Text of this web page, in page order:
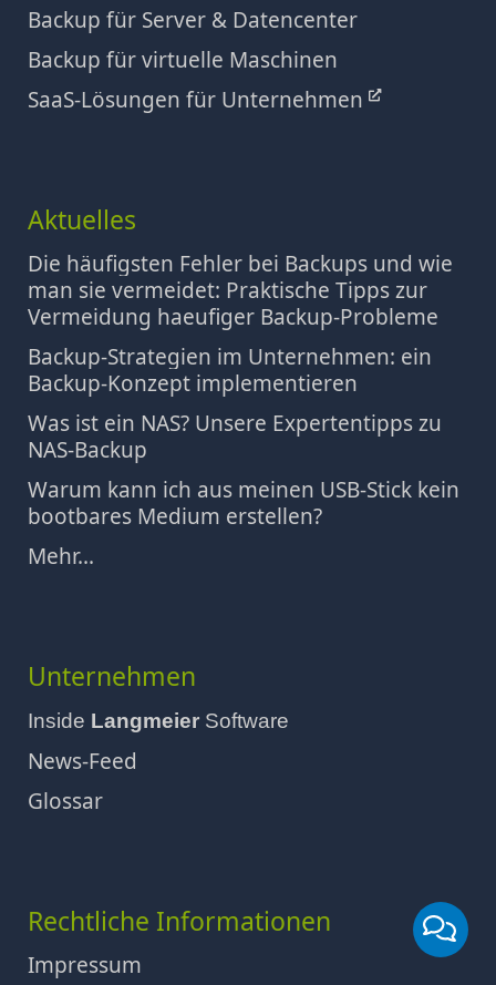
Backup für Server & Datencenter
Backup für virtuelle Maschinen
SaaS-Lösungen für Unternehmen
Aktuelles
Die häufigsten Fehler bei Backups und wie
man sie vermeidet: Praktische Tipps zur
Vermeidung haeufiger Backup-Probleme
Backup-Strategien im Unternehmen: ein
Backup-Konzept implementieren
Was ist ein NAS? Unsere Expertentipps zu
NAS-Backup
Warum kann ich aus meinen USB-Stick kein
bootbares Medium erstellen?
Mehr...
Unternehmen
Inside Langmeier Software
News-Feed
Glossar
Rechtliche Informationen
Impressum